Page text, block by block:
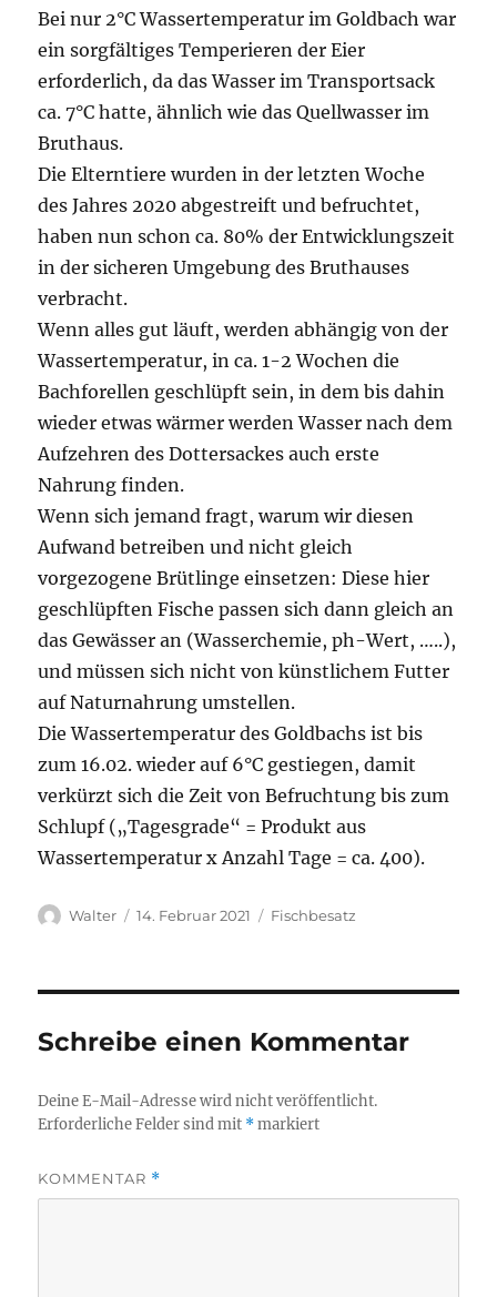
Bei nur 2°C Wassertemperatur im Goldbach war
ein sorgfältiges Temperieren der Eier
erforderlich, da das Wasser im Transportsack
ca. 7°C hatte, ähnlich wie das Quellwasser im
Bruthaus.
Die Elterntiere wurden in der letzten Woche
des Jahres 2020 abgestreift und befruchtet,
haben nun schon ca. 80% der Entwicklungszeit
in der sicheren Umgebung des Bruthauses
verbracht.
Wenn alles gut läuft, werden abhängig von der
Wassertemperatur, in ca. 1-2 Wochen die
Bachforellen geschlüpft sein, in dem bis dahin
wieder etwas wärmer werden Wasser nach dem
Aufzehren des Dottersackes auch erste
Nahrung finden.
Wenn sich jemand fragt, warum wir diesen
Aufwand betreiben und nicht gleich
vorgezogene Brütlinge einsetzen: Diese hier
geschlüpften Fische passen sich dann gleich an
das Gewässer an (Wasserchemie, ph-Wert, …..),
und müssen sich nicht von künstlichem Futter
auf Naturnahrung umstellen.
Die Wassertemperatur des Goldbachs ist bis
zum 16.02. wieder auf 6°C gestiegen, damit
verkürzt sich die Zeit von Befruchtung bis zum
Schlupf („Tagesgrade“ = Produkt aus
Wassertemperatur x Anzahl Tage = ca. 400).
Autor
Walter
Veröffentlicht
14. Februar 2021 Kategorien
Fischbesatz
Schreibe einen Kommentar
Deine E-Mail-Adresse wird nicht veröffentlicht.
Erforderliche Felder sind mit *markiert
KOMMENTAR *